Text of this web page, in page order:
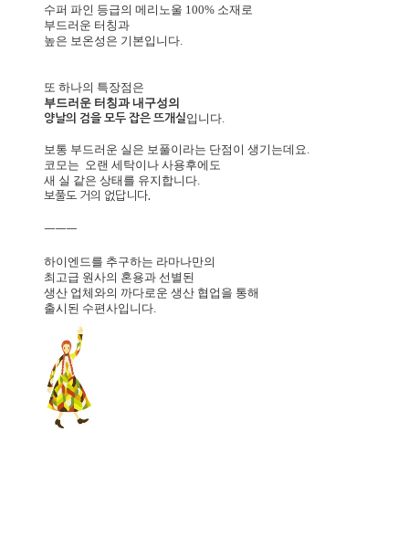
수퍼 파인 등급의 메리노울 100% 소재로
부드러운 터칭과
높은 보온성은 기본입니다.
또 하나의 특장점은
부드러운 터칭과 내구성의
양날의 검을 모두 잡은 뜨개실입니다.
보통 부드러운 실은 보풀이라는 단점이 생기는데요.
코모는 오랜 세탁이나 사용후에도
새 실 같은 상태를 유지합니다.
보풀도 거의 없답니다.
ㅡㅡㅡ
하이엔드를 추구하는 라마나만의
최고급 원사의 혼용과 선별된
생산 업체와의 까다로운 생산 협업을 통해
출시된 수편사입니다.